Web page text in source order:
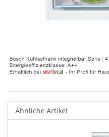
Ähnliche Artikel